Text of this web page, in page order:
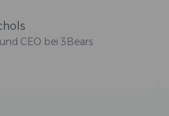
CEO bei 3Bears